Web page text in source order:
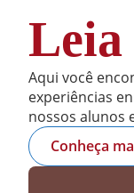
Leia
Aqui você
experiências
nossos alunos
Conheça